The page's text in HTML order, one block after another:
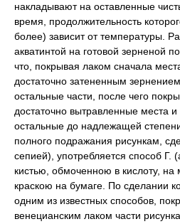
накладывают на оставленные
время, продолжительность
более) зависит от температуры.
акватинтой на готовой зерненой
что, покрывая лаком сначала
достаточно затененным
остальные части, после чего
достаточно вытравленные места
остальные до надлежащей
полного подражания рисункам,
сепией), употребляется способ Г.
кистью, обмоченною в кислоту,
краскою на бумаге. По сделании
одним из известных способов,
венецианским лаком части